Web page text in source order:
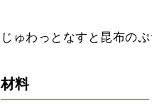
じゅわっとなすと昆布の
材料